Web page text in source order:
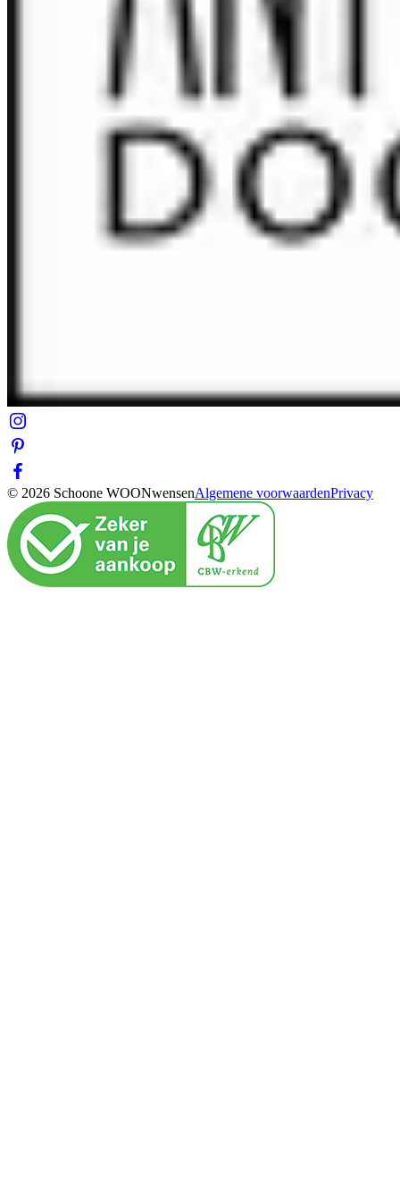
© 2026 Schoone WOONwensenAlgemene voorwaardenPrivacy